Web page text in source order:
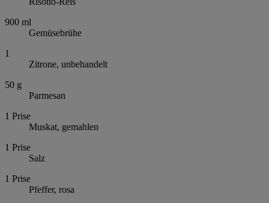
900 ml
Gemüsebrühe
1
Zitrone, unbehandelt
50 g
Parmesan
1 Prise
Muskat, gemahlen
1 Prise
Salz
1 Prise
Pfeffer, rosa